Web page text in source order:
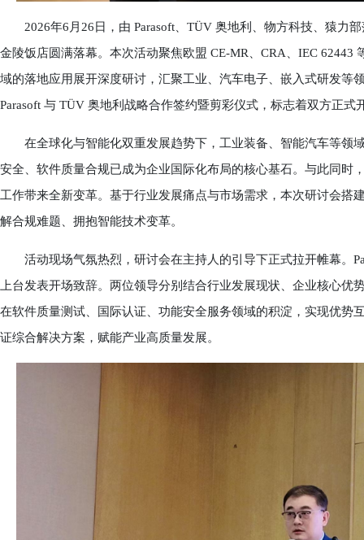
2026年6月26日，由 Parasoft、TÜV 奥地利、物方科技、猿力
金陵饭店圆满落幕。本次活动聚焦欧盟 CE-MR、CRA、IEC
域的落地应用展开深度研讨，汇聚工业、汽车电子、嵌入式研发等
Parasoft 与 TÜV 奥地利战略合作签约暨剪彩仪式，标志着双方正式
在全球化与智能化双重发展趋势下，工业装备、智能汽车等领
安全、软件质量合规已成为企业国际化布局的核心基石。与此同时
工作带来全新变革。基于行业发展痛点与市场需求，本次研讨会搭
解合规难题、拥抱智能技术变革。
活动现场气氛热烈，研讨会在主持人的引导下正式拉开帷幕。
上台发表开场致辞。两位领导分别结合行业发展现状、企业核心优
在软件质量测试、国际认证、功能安全服务领域的积淀，实现优势
证综合解决方案，赋能产业高质量发展。